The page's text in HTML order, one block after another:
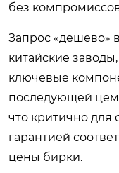
без
Запрос «дешево»
китайские
ключевые
последующей
что критично для
гарантией
цены бирки.